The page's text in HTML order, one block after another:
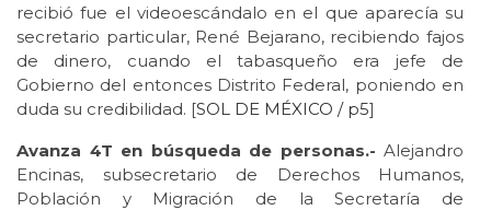
recibió fue el videoescándalo en el que aparecía su
secretario particular, René Bejarano, recibiendo fajos
de dinero, cuando el tabasqueño era jefe de
Gobierno del entonces Distrito Federal, poniendo en
duda su credibilidad. [SOL DE MÉXICO / p5]
Avanza 4T en búsqueda de personas.- Alejandro
Encinas, subsecretario de Derechos Humanos,
Población y Migración de la Secretaría de